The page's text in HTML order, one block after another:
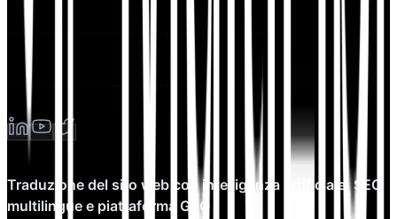
Traduzione del sito web con intelligenza artificiale, SEO
multilingue e piattaforma GEO